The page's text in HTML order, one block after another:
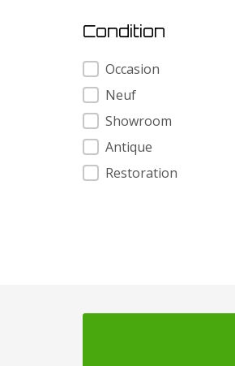
Condition
Condition
Occasion
Neuf
Showroom
Antique
Restoration